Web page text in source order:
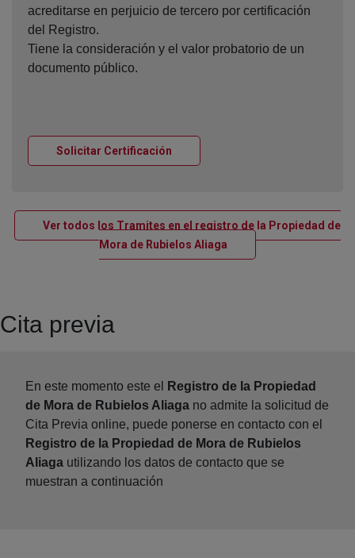
acreditarse en perjuicio de tercero por certificación
del Registro.
Tiene la consideración y el valor probatorio de un
documento público.
Solicitar Certificación
Ver todos los Tramites en el registro de la Propiedad de
Mora de Rubielos Aliaga Ventana nueva
Cita previa
En este momento este el
Registro de la Propiedad
de Mora de Rubielos Aliaga no admite la solicitud de
Cita Previa online, puede ponerse en contacto con el
Registro de la Propiedad de Mora de Rubielos
Aliaga utilizando los datos de contacto que se
muestran a continuación